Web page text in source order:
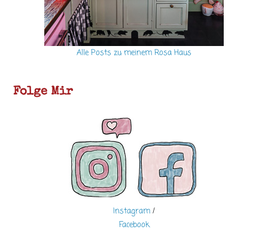
Alle Posts zu meinem Rosa Haus
Folge Mir
Instagram /
Facebook